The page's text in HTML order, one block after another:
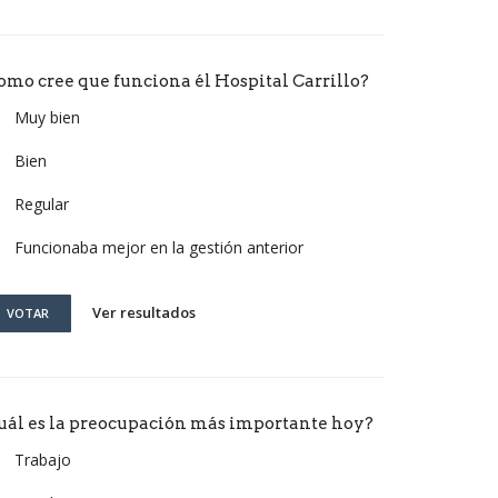
cree que funciona él Hospital Carrillo?
Muy bien
Bien
Regular
Funcionaba mejor en la gestión anterior
VOTAR Ver resultados
es la preocupación más importante hoy?
Trabajo